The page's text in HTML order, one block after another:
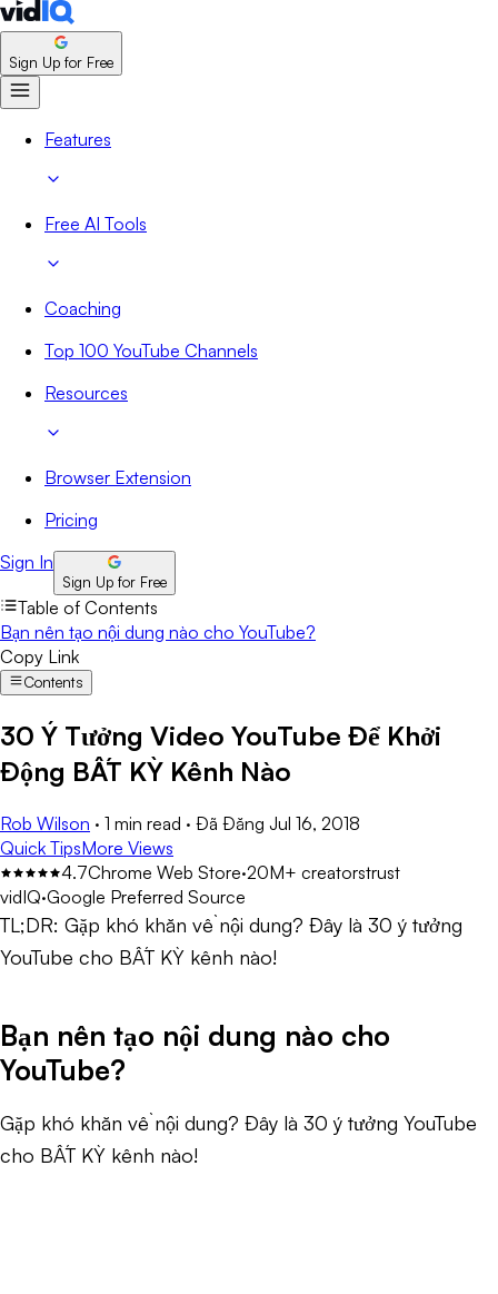
Sign Up for Free
Features
Free AI Tools
Coaching
Top 100 YouTube Channels
Resources
Browser Extension
Pricing
Sign In
Sign Up for Free
Table of Contents
Bạn nên tạo nội dung nào cho YouTube?
Copy Link
Contents
30 Ý Tưởng Video YouTube Để Khởi
Động BẤT KỲ Kênh Nào
Rob Wilson · 1 min read · Đã Đăng Jul 16, 2018
Quick TipsMore Views
4.7Chrome Web Store·20M+ creatorstrust
vidIQ·Google Preferred Source
TL;DR: Gặp khó khăn về nội dung? Đây là 30 ý tưởng
YouTube cho BẤT KỲ kênh nào!
Bạn nên tạo nội dung nào cho
YouTube?
Gặp khó khăn về nội dung? Đây là 30 ý tưởng YouTube
cho BẤT KỲ kênh nào!